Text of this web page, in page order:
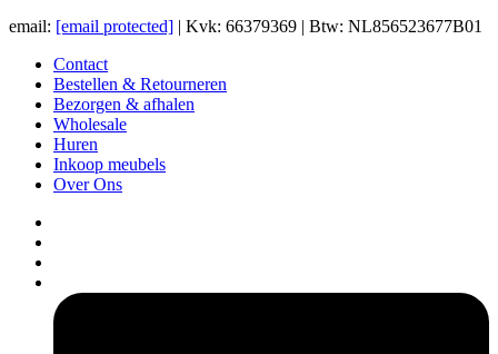
email: [email protected] | Kvk: 66379369 | Btw: NL856523677B01
Contact
Bestellen & Retourneren
Bezorgen & afhalen
Wholesale
Huren
Inkoop meubels
Over Ons